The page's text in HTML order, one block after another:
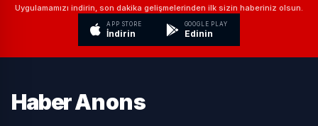
Uygulamamızı indirin, son dakika gelişmelerinden ilk sizin haberiniz olsun.
APP STORE
İndirin
GOOGLE PLAY
Edinin
HaberAnons